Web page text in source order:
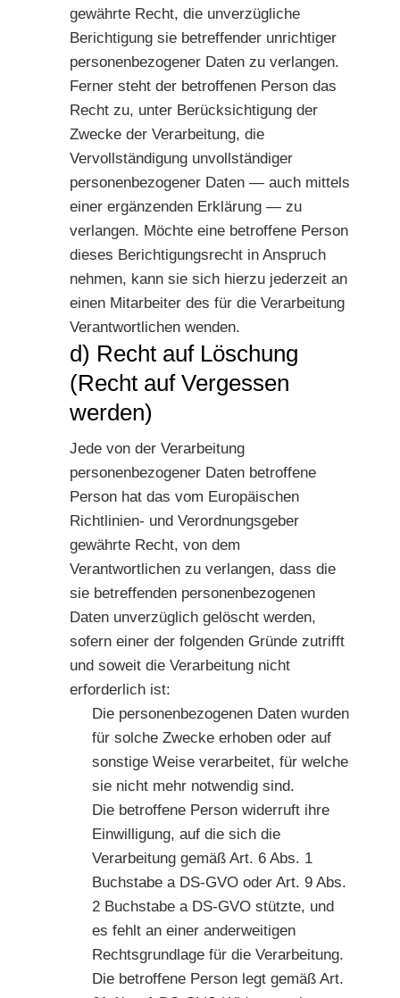
gewährte Recht, die unverzügliche
Berichtigung sie betreffender unrichtiger
personenbezogener Daten zu verlangen.
Ferner steht der betroffenen Person das
Recht zu, unter Berücksichtigung der
Zwecke der Verarbeitung, die
Vervollständigung unvollständiger
personenbezogener Daten — auch mittels
einer ergänzenden Erklärung — zu
verlangen. Möchte eine betroffene Person
dieses Berichtigungsrecht in Anspruch
nehmen, kann sie sich hierzu jederzeit an
einen Mitarbeiter des für die Verarbeitung
Verantwortlichen wenden.
d) Recht auf Löschung
(Recht auf Vergessen
werden)
Jede von der Verarbeitung
personenbezogener Daten betroffene
Person hat das vom Europäischen
Richtlinien- und Verordnungsgeber
gewährte Recht, von dem
Verantwortlichen zu verlangen, dass die
sie betreffenden personenbezogenen
Daten unverzüglich gelöscht werden,
sofern einer der folgenden Gründe zutrifft
und soweit die Verarbeitung nicht
erforderlich ist:
Die personenbezogenen Daten wurden
für solche Zwecke erhoben oder auf
sonstige Weise verarbeitet, für welche
sie nicht mehr notwendig sind.
Die betroffene Person widerruft ihre
Einwilligung, auf die sich die
Verarbeitung gemäß Art. 6 Abs. 1
Buchstabe a DS-GVO oder Art. 9 Abs.
2 Buchstabe a DS-GVO stützte, und
es fehlt an einer anderweitigen
Rechtsgrundlage für die Verarbeitung.
Die betroffene Person legt gemäß Art.